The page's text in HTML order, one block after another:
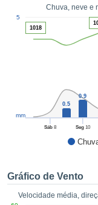
fornecer-
de alta
todos os
no
como
um perfil
CONTINUAR
Chuva, neve e
Sáb8 Seg10
5
mm
0.5
0.9
1018
Gráfico de Vento
Velocidade média,